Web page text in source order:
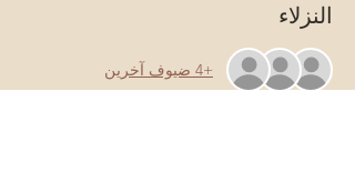
النزلاء
+4 ضيوف آخرين